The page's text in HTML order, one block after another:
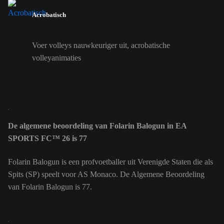
Acrobatisch
Voer volleys nauwkeuriger uit, acrobatische
volleyanimaties
De algemene beoordeling van Folarin Balogun in EA
SPORTS FC™ 26 is 77
Folarin Balogun is een profvoetballer uit Verenigde Staten die als
Spits (SP) speelt voor AS Monaco. De Algemene Beoordeling
van Folarin Balogun is 77.